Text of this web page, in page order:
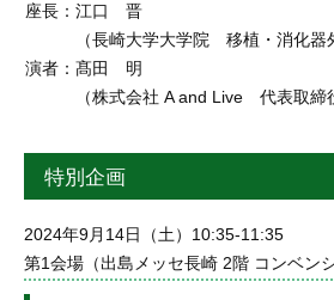
座長： 江口 晋
（長崎大学大学院 移植・消化器
演者： 髙田 明
（株式会社 A and Live 代表取締
特別企画
2024年9月14日（土）10:35-11:35
第1会場（出島メッセ長崎 2階 コンベン